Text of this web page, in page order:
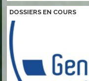
DOSSIERS EN COURS